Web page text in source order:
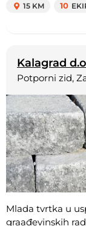
15 KM 10
Kalagrad
Potporni zid,
Mlada tvrtka u
graađevinskih